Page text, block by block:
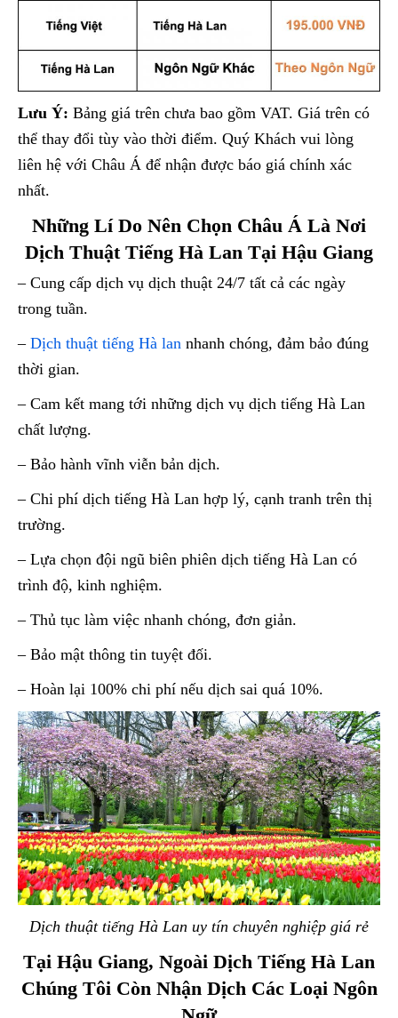
Lưu Ý: Bảng giá trên chưa bao gồm VAT. Giá trên có
thể thay đổi tùy vào thời điểm. Quý Khách vui lòng
liên hệ với Châu Á để nhận được báo giá chính xác
nhất.
Những Lí Do Nên Chọn Châu Á Là Nơi
Dịch Thuật Tiếng Hà Lan Tại Hậu Giang
– Cung cấp dịch vụ dịch thuật 24/7 tất cả các ngày
trong tuần.
– Dịch thuật tiếng Hà lan nhanh chóng, đảm bảo đúng
thời gian.
– Cam kết mang tới những dịch vụ dịch tiếng Hà Lan
chất lượng.
– Bảo hành vĩnh viễn bản dịch.
– Chi phí dịch tiếng Hà Lan hợp lý, cạnh tranh trên thị
trường.
– Lựa chọn đội ngũ biên phiên dịch tiếng Hà Lan có
trình độ, kinh nghiệm.
– Thủ tục làm việc nhanh chóng, đơn giản.
– Bảo mật thông tin tuyệt đối.
– Hoàn lại 100% chi phí nếu dịch sai quá 10%.
Dịch thuật tiếng Hà Lan uy tín chuyên nghiệp giá rẻ
Tại Hậu Giang, Ngoài Dịch Tiếng Hà Lan
Chúng Tôi Còn Nhận Dịch Các Loại Ngôn